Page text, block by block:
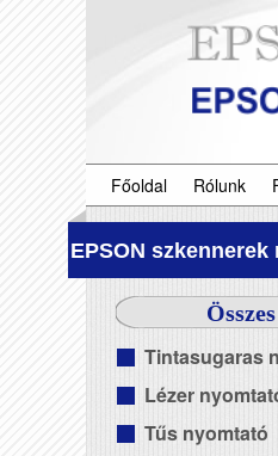
Főoldal Rólunk
EPSON
Tintasugaras
Lézer
Tűs nyomtató